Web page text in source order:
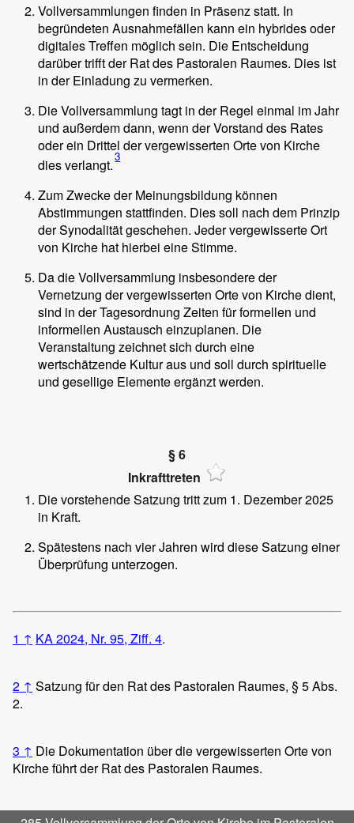
Vollversammlungen finden in Präsenz statt. In
begründeten Ausnahmefällen kann ein hybrides oder
digitales Treffen möglich sein. Die Entscheidung
darüber trifft der Rat des Pastoralen Raumes. Dies ist
in der Einladung zu vermerken.
Die Vollversammlung tagt in der Regel einmal im Jahr
und außerdem dann, wenn der Vorstand des Rates
oder ein Drittel der vergewisserten Orte von Kirche
dies verlangt.3
Zum Zwecke der Meinungsbildung können
Abstimmungen stattfinden. Dies soll nach dem Prinzip
der Synodalität geschehen. Jeder vergewisserte Ort
von Kirche hat hierbei eine Stimme.
Da die Vollversammlung insbesondere der
Vernetzung der vergewisserten Orte von Kirche dient,
sind in der Tagesordnung Zeiten für formellen und
informellen Austausch einzuplanen. Die
Veranstaltung zeichnet sich durch eine
wertschätzende Kultur aus und soll durch spirituelle
und gesellige Elemente ergänzt werden.
§ 6
Inkrafttreten
Die vorstehende Satzung tritt zum 1. Dezember 2025
in Kraft.
Spätestens nach vier Jahren wird diese Satzung einer
Überprüfung unterzogen.
1 ↑ KA 2024, Nr. 95, Ziff. 4.
2 ↑ Satzung für den Rat des Pastoralen Raumes, § 5 Abs.
2.
3 ↑ Die Dokumentation über die vergewisserten Orte von
Kirche führt der Rat des Pastoralen Raumes.